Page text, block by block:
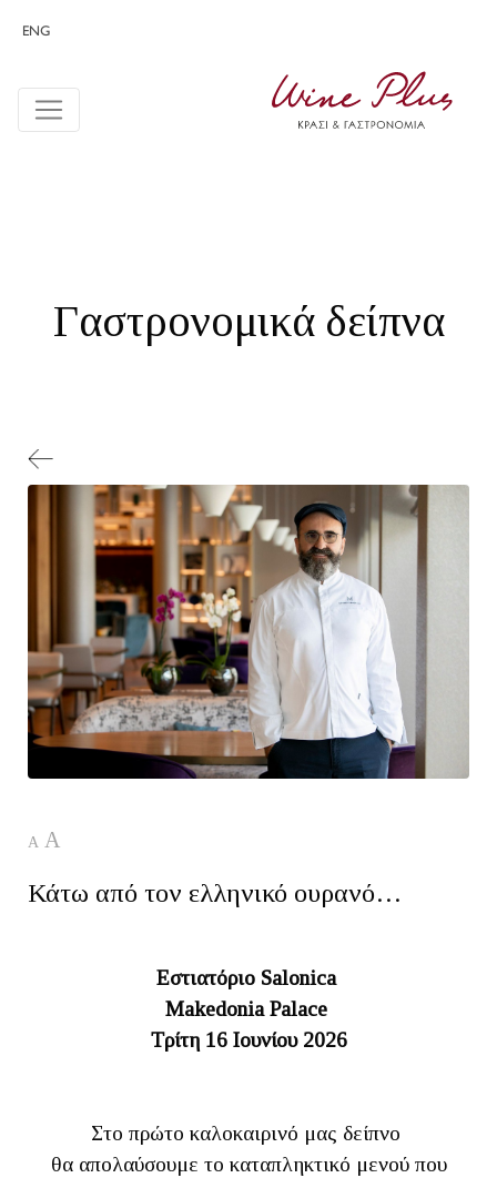
ENG
Γαστρονομικά δείπνα
A A
Κάτω από τον ελληνικό ουρανό…
Εστιατόριο Salonica
Makedonia Palace
Τρίτη 16 Ιουνίου 2026
Στο πρώτο καλοκαιρινό μας δείπνο
θα απολαύσουμε το καταπληκτικό μενού που